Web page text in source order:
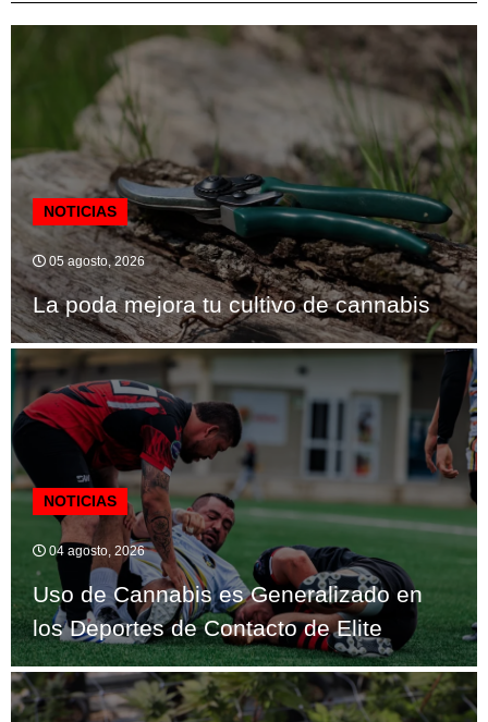
NOTICIAS
05 agosto, 2026
La poda mejora tu cultivo de cannabis
NOTICIAS
04 agosto, 2026
Uso de Cannabis es Generalizado en
los Deportes de Contacto de Elite